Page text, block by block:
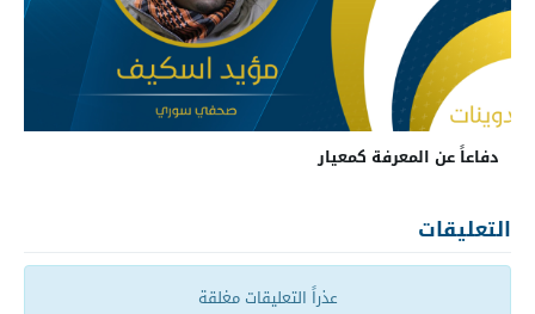
دفاعاً عن المعرفة كمعيار
التعليقات
عذراً التعليقات مغلقة